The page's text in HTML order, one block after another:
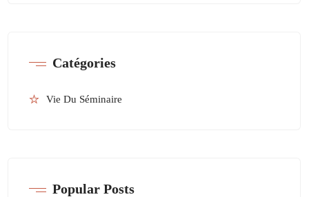
Catégories
Vie Du Séminaire
Popular Posts